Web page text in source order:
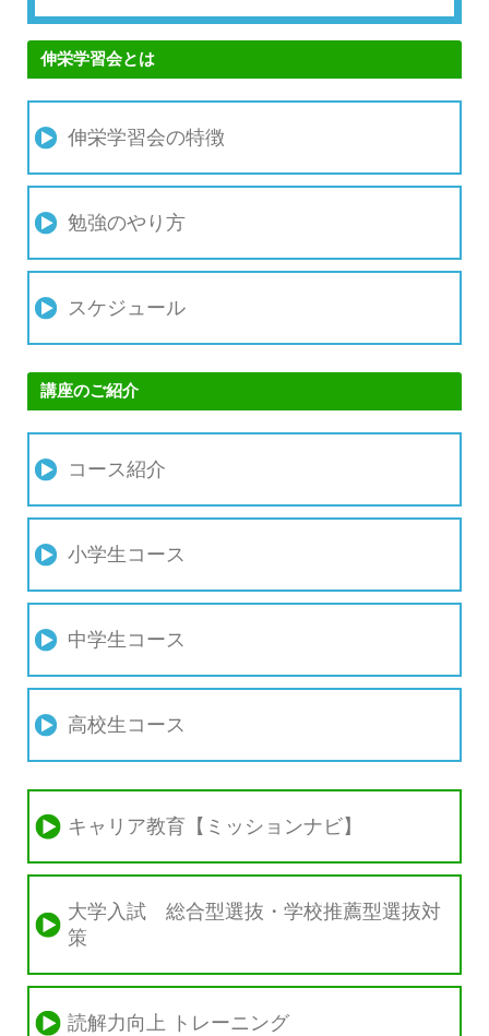
伸栄学習会とは
伸栄学習会の特徴
勉強のやり方
スケジュール
講座のご紹介
コース紹介
小学生コース
中学生コース
高校生コース
キャリア教育【ミッションナビ】
大学入試 総合型選抜・学校推薦型選抜対
策
読解力向上 トレーニング